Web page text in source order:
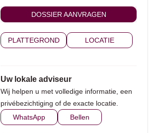
DOSSIER AANVRAGEN
PLATTEGROND LOCATIE
Uw lokale adviseur
Wij helpen u met volledige informatie, een
privébezichtiging of de exacte locatie.
WhatsApp
Bellen